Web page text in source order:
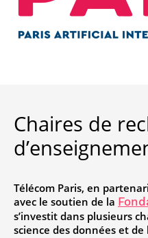
Chaires de
Télécom Paris, en
avec le soutien de la
s’investit dans plusieurs
science des données et